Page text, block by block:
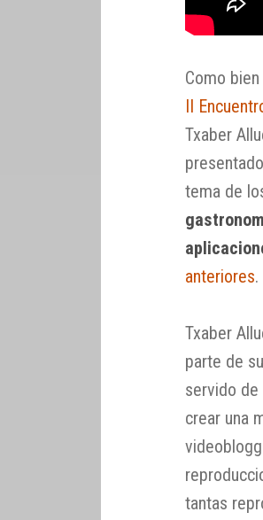
Como
II
Txaber
tema de
anteriores.
Txaber
parte de
servido de
crear una
tantas